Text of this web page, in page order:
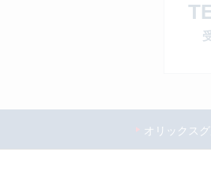
オリックス